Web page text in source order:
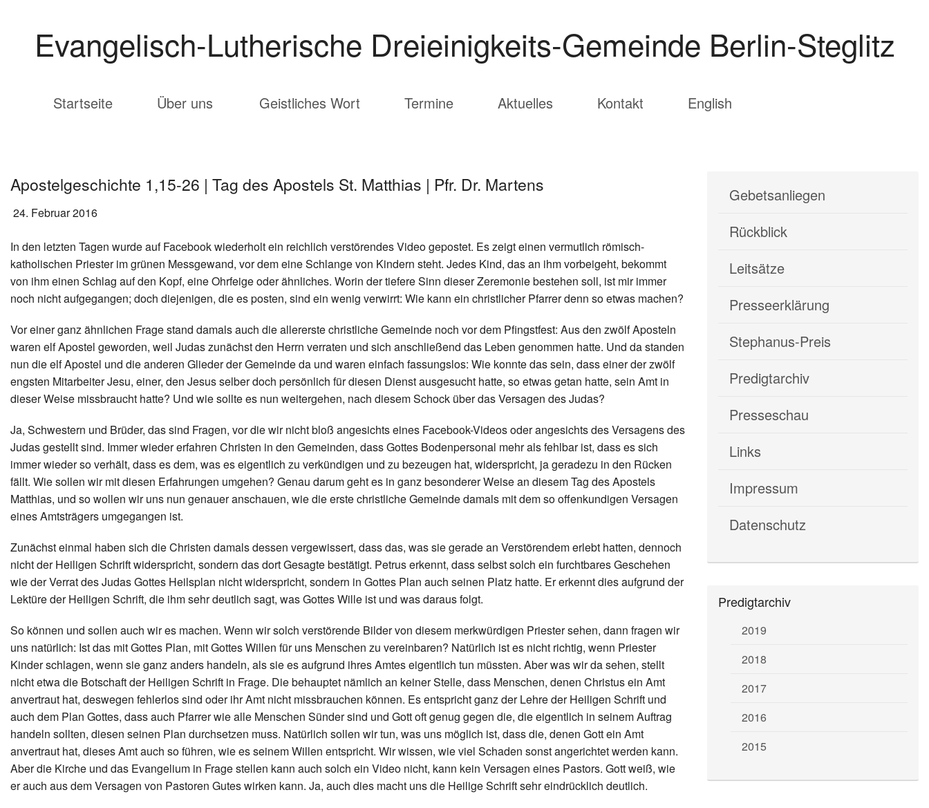
Evangelisch-Lutherische Dreieinigkeits-Gemeinde Berlin-Steglitz
Startseite
Über uns
Geistliches Wort Termine Aktuelles Kontakt English
Apostelgeschichte 1,15-26 | Tag des Apostels St. Matthias | Pfr. Dr. Martens
24. Februar 2016
In den letzten Tagen wurde auf Facebook wiederholt ein reichlich verstörendes Video gepostet. Es zeigt einen vermutlich römisch-
katholischen Priester im grünen Messgewand, vor dem eine Schlange von Kindern steht. Jedes Kind, das an ihm vorbeigeht, bekommt
von ihm einen Schlag auf den Kopf, eine Ohrfeige oder ähnliches. Worin der tiefere Sinn dieser Zeremonie bestehen soll, ist mir immer
noch nicht aufgegangen; doch diejenigen, die es posten, sind ein wenig verwirrt: Wie kann ein christlicher Pfarrer denn so etwas machen?
Vor einer ganz ähnlichen Frage stand damals auch die allererste christliche Gemeinde noch vor dem Pfingstfest: Aus den zwölf Aposteln
waren elf Apostel geworden, weil Judas zunächst den Herrn verraten und sich anschließend das Leben genommen hatte. Und da standen
nun die elf Apostel und die anderen Glieder der Gemeinde da und waren einfach fassungslos: Wie konnte das sein, dass einer der zwölf
engsten Mitarbeiter Jesu, einer, den Jesus selber doch persönlich für diesen Dienst ausgesucht hatte, so etwas getan hatte, sein Amt in
dieser Weise missbraucht hatte? Und wie sollte es nun weitergehen, nach diesem Schock über das Versagen des Judas?
Ja, Schwestern und Brüder, das sind Fragen, vor die wir nicht bloß angesichts eines Facebook-Videos oder angesichts des Versagens des
Judas gestellt sind. Immer wieder erfahren Christen in den Gemeinden, dass Gottes Bodenpersonal mehr als fehlbar ist, dass es sich
immer wieder so verhält, dass es dem, was es eigentlich zu verkündigen und zu bezeugen hat, widerspricht, ja geradezu in den Rücken
fällt. Wie sollen wir mit diesen Erfahrungen umgehen? Genau darum geht es in ganz besonderer Weise an diesem Tag des Apostels
Matthias, und so wollen wir uns nun genauer anschauen, wie die erste christliche Gemeinde damals mit dem so offenkundigen Versagen
eines Amtsträgers umgegangen ist.
Zunächst einmal haben sich die Christen damals dessen vergewissert, dass das, was sie gerade an Verstörendem erlebt hatten, dennoch
nicht der Heiligen Schrift widerspricht, sondern das dort Gesagte bestätigt. Petrus erkennt, dass selbst solch ein furchtbares Geschehen
wie der Verrat des Judas Gottes Heilsplan nicht widerspricht, sondern in Gottes Plan auch seinen Platz hatte. Er erkennt dies aufgrund der
Lektüre der Heiligen Schrift, die ihm sehr deutlich sagt, was Gottes Wille ist und was daraus folgt.
So können und sollen auch wir es machen. Wenn wir solch verstörende Bilder von diesem merkwürdigen Priester sehen, dann fragen wir
uns natürlich: Ist das mit Gottes Plan, mit Gottes Willen für uns Menschen zu vereinbaren? Natürlich ist es nicht richtig, wenn Priester
Kinder schlagen, wenn sie ganz anders handeln, als sie es aufgrund ihres Amtes eigentlich tun müssten. Aber was wir da sehen, stellt
nicht etwa die Botschaft der Heiligen Schrift in Frage. Die behauptet nämlich an keiner Stelle, dass Menschen, denen Christus ein Amt
anvertraut hat, deswegen fehlerlos sind oder ihr Amt nicht missbrauchen können. Es entspricht ganz der Lehre der Heiligen Schrift und
auch dem Plan Gottes, dass auch Pfarrer wie alle Menschen Sünder sind und Gott oft genug gegen die, die eigentlich in seinem Auftrag
handeln sollten, diesen seinen Plan durchsetzen muss. Natürlich sollen wir tun, was uns möglich ist, dass die, denen Gott ein Amt
anvertraut hat, dieses Amt auch so führen, wie es seinem Willen entspricht. Wir wissen, wie viel Schaden sonst angerichtet werden kann.
Aber die Kirche und das Evangelium in Frage stellen kann auch solch ein Video nicht, kann kein Versagen eines Pastors. Gott weiß, wie
er auch aus dem Versagen von Pastoren Gutes wirken kann. Ja, auch dies macht uns die Heilige Schrift sehr eindrücklich deutlich.
Gebetsanliegen
Rückblick
Leitsätze
Presseerklärung
Stephanus-Preis
Predigtarchiv
Presseschau
Links
Impressum
Datenschutz
Predigtarchiv
2019
2018
2017
2016
2015